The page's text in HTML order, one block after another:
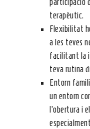
participació
terapèutic.
Flexibilitat
a les teves
facilitant la
teva rutina
Entorn
un entorn
l’obertura i